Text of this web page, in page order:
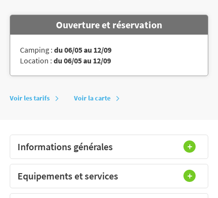
Ouverture et réservation
Camping : du 06/05 au 12/09
Location : du 06/05 au 12/09
Voir les tarifs Voir la carte
Informations générales
Equipements et services